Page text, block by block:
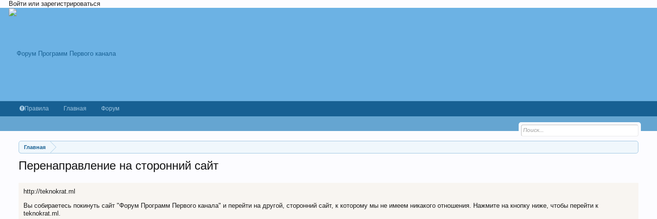
Войти или зарегистрироваться
Главная
Перенаправление на сторонний сайт
http://teknokrat.ml
Вы собираетесь покинуть сайт "Форум Программ Первого канала" и перейти на другой, сторонний сайт, к которому мы не имеем никакого отношения. Нажмите на кнопку ниже, чтобы перейти к
teknokrat.ml.
Правила Главная Форум